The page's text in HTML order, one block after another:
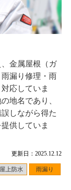
更新日：2025.12.12
屋上防水 雨漏り
金属屋根（ガ
漏り修理・雨
応していま
地名であり、
しながら得た
供していま